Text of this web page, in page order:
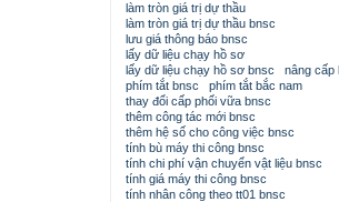
làm tròn giá trị dự thầu
làm tròn giá trị dự thầu bnsc
lưu giá thông báo bnsc
lấy dữ liệu chạy hồ sơ
lấy dữ liệu chạy hồ sơ bnsc
nâng cấp
phím tắt bnsc
phím tắt bắc nam
thay đổi cấp phối vữa bnsc
thêm công tác mới bnsc
thêm hệ số cho công việc bnsc
tính bù máy thi công bnsc
tính chi phí vận chuyển vật liệu bnsc
tính giá máy thi công bnsc
tính nhân công theo tt01 bnsc